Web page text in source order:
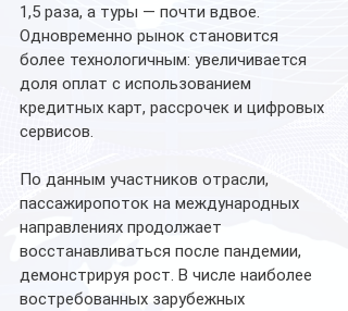
1,5 раза, а туры — почти вдвое.
Одновременно рынок становится
более технологичным: увеличивается
доля оплат с использованием
кредитных карт, рассрочек и цифровых
сервисов.
По данным участников отрасли,
пассажиропоток на международных
направлениях продолжает
восстанавливаться после пандемии,
демонстрируя рост. В числе наиболее
востребованных зарубежных